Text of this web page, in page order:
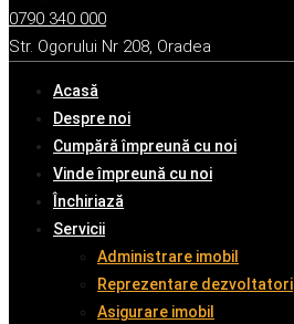
0790 340 000
Str. Ogorului Nr 208, Oradea
Acasă
Despre noi
Cumpără împreună cu noi
Vinde împreună cu noi
Închiriază
Servicii
Administrare imobil
Reprezentare dezvoltatori
Asigurare imobil